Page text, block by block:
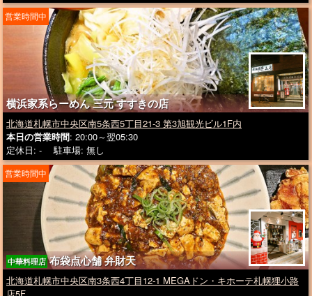
横浜家系らーめん 三元 すすきの店
営業時間中
北海道札幌市中央区南5条西5丁目21-3 第3旭観光ビル1F内
本日の営業時間: 20:00～翌05:30
定休日: - 駐車場: 無し
中華料理店 布袋点心舗 弁財天
営業時間中
北海道札幌市中央区南3条西4丁目12-1 MEGAドン・キホーテ札幌狸小路